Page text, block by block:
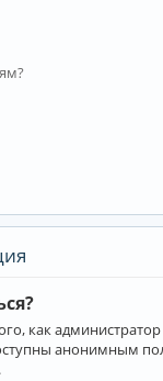
как
анонимным